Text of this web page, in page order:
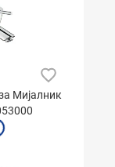
Мијалник